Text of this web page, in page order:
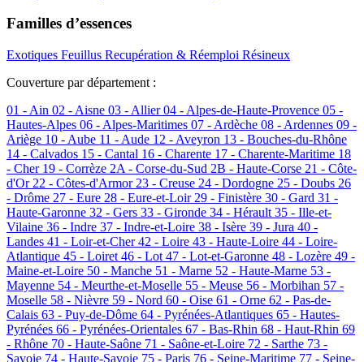
Familles d’essences
Exotiques Feuillus Recupération & Réemploi Résineux
Couverture par département :
01 - Ain 02 - Aisne 03 - Allier04 - Alpes-de-Haute-Provence 05 -
Hautes-Alpes 06 - Alpes-Maritimes 07 - Ardèche 08 - Ardennes 09 -
Ariège 10 - Aube 11 - Aude 12 - Aveyron 13 - Bouches-du-Rhône
14 - Calvados 15 - Cantal 16 - Charente 17 - Charente-Maritime 18
- Cher 19 - Corrèze 2A - Corse-du-Sud 2B - Haute-Corse 21 - Côte-
d'Or 22 - Côtes-d'Armor 23 - Creuse 24 - Dordogne 25 - Doubs 26
- Drôme 27 - Eure 28 - Eure-et-Loir 29 - Finistère 30 - Gard 31 -
Haute-Garonne 32 - Gers 33 - Gironde 34 - Hérault 35 - Ille-et-
Vilaine 36 - Indre 37 - Indre-et-Loire 38 - Isère 39 - Jura 40 -
Landes 41 - Loir-et-Cher42 - Loire 43 - Haute-Loire 44 - Loire-
Atlantique 45 - Loiret 46 - Lot 47 - Lot-et-Garonne 48 - Lozère 49 -
Maine-et-Loire 50 - Manche 51 - Marne 52 - Haute-Marne 53 -
Mayenne 54 - Meurthe-et-Moselle 55 - Meuse 56 - Morbihan 57 -
Moselle 58 - Nièvre 59 - Nord 60 - Oise 61 - Orne 62 - Pas-de-
Calais 63 - Puy-de-Dôme 64 - Pyrénées-Atlantiques 65 - Hautes-
Pyrénées 66 - Pyrénées-Orientales 67 - Bas-Rhin 68 - Haut-Rhin 69
- Rhône 70 - Haute-Saône 71 - Saône-et-Loire 72 - Sarthe 73 -
Savoie 74 - Haute-Savoie 75 - Paris 76 - Seine-Maritime 77 - Seine-